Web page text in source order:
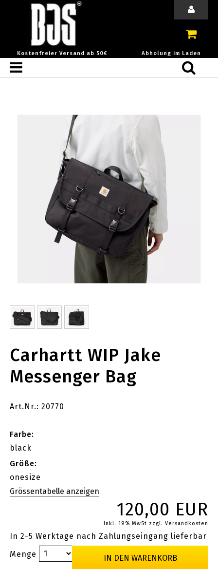
Kostenfreier Versand ab 50€ Abholung im Laden
Carhartt WIP Jake
Messenger Bag
Art.Nr.: 20770
Farbe:
black
Größe:
onesize
120,00 EUR
Inkl. 19% MwSt zzgl. Versandkosten
In 2-5 Werktage nach Zahlungseingang lieferbar
Menge